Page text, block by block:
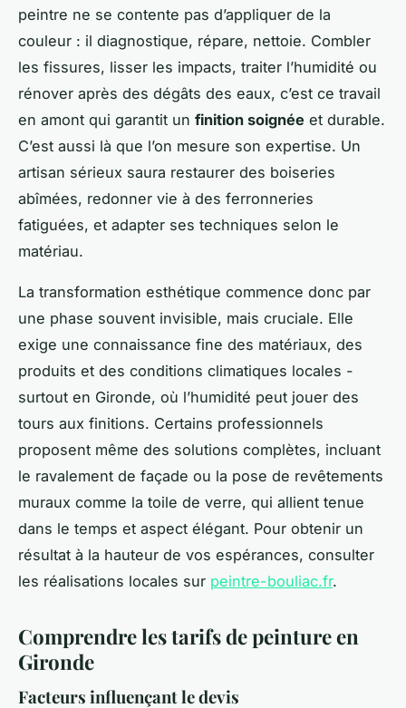
peintre ne se contente pas d’appliquer de la
couleur : il diagnostique, répare, nettoie. Combler
les fissures, lisser les impacts, traiter l’humidité ou
rénover après des dégâts des eaux, c’est ce travail
en amont qui garantit un finition soignée et durable.
C’est aussi là que l’on mesure son expertise. Un
artisan sérieux saura restaurer des boiseries
abîmées, redonner vie à des ferronneries
fatiguées, et adapter ses techniques selon le
matériau.
La transformation esthétique commence donc par
une phase souvent invisible, mais cruciale. Elle
exige une connaissance fine des matériaux, des
produits et des conditions climatiques locales -
surtout en Gironde, où l’humidité peut jouer des
tours aux finitions. Certains professionnels
proposent même des solutions complètes, incluant
le ravalement de façade ou la pose de revêtements
muraux comme la toile de verre, qui allient tenue
dans le temps et aspect élégant. Pour obtenir un
résultat à la hauteur de vos espérances, consulter
les réalisations locales sur peintre-bouliac.fr.
Comprendre les tarifs de peinture en
Gironde
Facteurs influençant le devis